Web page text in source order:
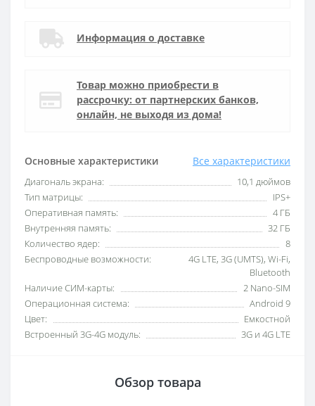
Основные характеристики Все характеристики
Диагональ экрана:
10,1 дюймов
Тип матрицы:
IPS+
Оперативная память:
4 ГБ
Внутренняя память:
32 ГБ
Количество ядер:
8
Беспроводные возможности:
4G LTE, 3G (UMTS), Wi-Fi,
Bluetooth
Наличие СИМ-карты:
2 Nano-SIM
Операционная система:
Android 9
Цвет:
Емкостной
Встроенный 3G-4G модуль:
3G и 4G LTE
Информация о доставке
Товар можно приобрести в
рассрочку: от партнерских банков,
онлайн, не выходя из дома!
Обзор товара